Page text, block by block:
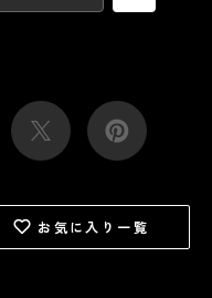
お気に入り一覧